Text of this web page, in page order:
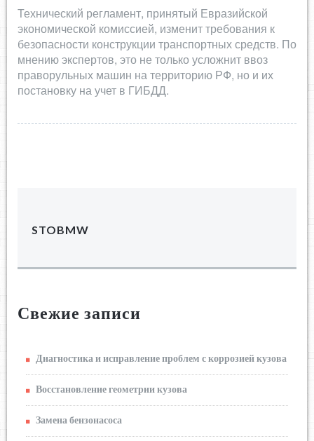
Технический регламент, принятый Евразийской
экономической комиссией, изменит требования к
безопасности конструкции транспортных средств. По
мнению экспертов, это не только усложнит ввоз
праворульных машин на территорию РФ, но и их
постановку на учет в ГИБДД.
STOBMW
Свежие записи
Диагностика и исправление проблем с коррозией кузова
Восстановление геометрии кузова
Замена бензонасоса